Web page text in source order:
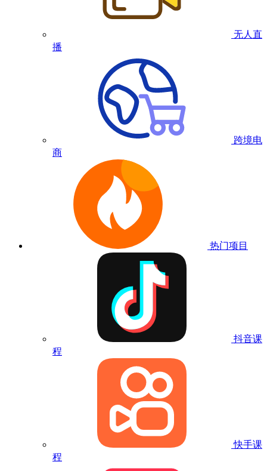
无人直
播
跨境电
商
热门项目
抖音课
程
快手课
程